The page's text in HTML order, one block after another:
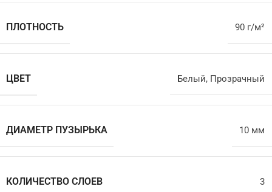
ПЛОТНОСТЬ 90 г/м²
ЦВЕТ Белый, Прозрачный
ДИАМЕТР ПУЗЫРЬКА 10 мм
КОЛИЧЕСТВО СЛОЕВ 3